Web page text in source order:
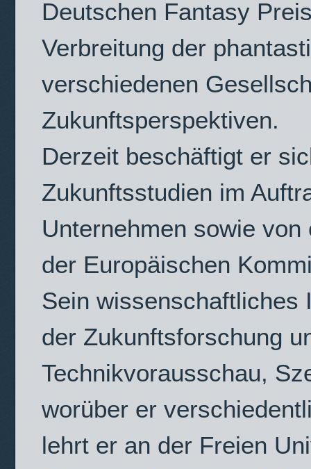
Deutschen Fantasy
Verbreitung der
verschiedenen
Zukunftsperspektiven.
Derzeit beschäftigt er
Zukunftsstudien im
Unternehmen sowie
der Europäischen
Sein wissenschaftliches
der Zukunftsforschung
Technikvorausschau,
worüber er
lehrt er an der Freien